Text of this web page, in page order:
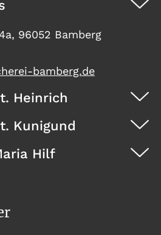
96052 Bamberg
bamberg.de
Heinrich
Bamberg
Kunigund
Bamberg
Hilf